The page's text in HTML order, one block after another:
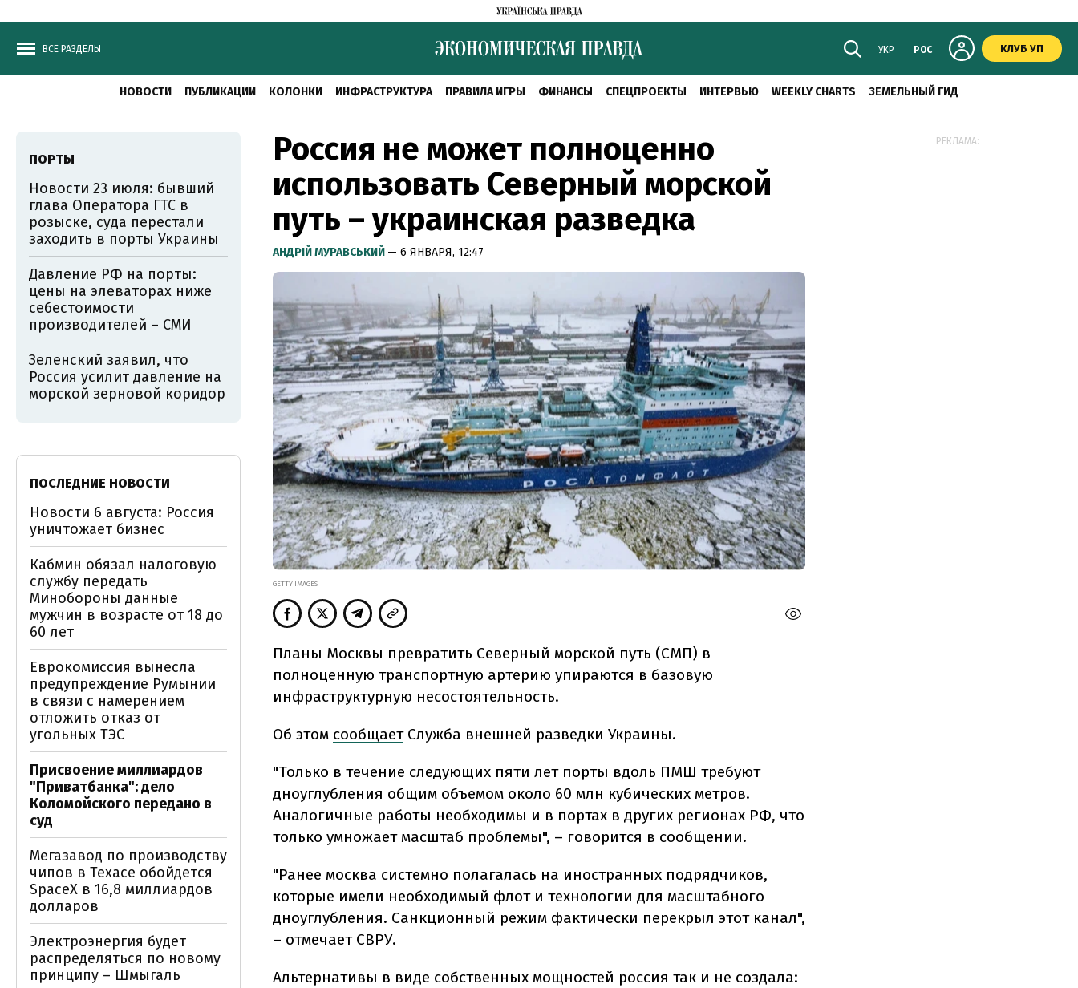
ВСЕ РАЗДЕЛЫ УКР РОС КЛУБ УП
НОВОСТИ ПУБЛИКАЦИИ КОЛОНКИ ИНФРАСТРУКТУРА ПРАВИЛА ИГРЫ ФИНАНСЫ СПЕЦПРОЕКТЫ ИНТЕРВЬЮ WEEKLY CHARTS ЗЕМЕЛЬНЫЙ ГИД
Россия не может полноценно
использовать Северный морской
путь – украинская разведка
АНДРІЙ МУРАВСЬКИЙ — 6 ЯНВАРЯ, 12:47
GETTY IMAGES
Планы Москвы превратить Северный морской путь (СМП) в
полноценную транспортную артерию упираются в базовую
инфраструктурную несостоятельность.
Об этом сообщает Служба внешней разведки Украины.
"Только в течение следующих пяти лет порты вдоль ПМШ требуют
дноуглубления общим объемом около 60 млн кубических метров.
Аналогичные работы необходимы и в портах в других регионах РФ, что
только умножает масштаб проблемы", – говорится в сообщении.
"Ранее москва системно полагалась на иностранных подрядчиков,
которые имели необходимый флот и технологии для масштабного
дноуглубления. Санкционный режим фактически перекрыл этот канал",
– отмечает СВРУ.
Альтернативы в виде собственных мощностей россия так и не создала:
ПОРТЫ
Новости 23 июля: бывший
глава Оператора ГТС в
розыске, суда перестали
заходить в порты Украины
Давление РФ на порты:
цены на элеваторах ниже
себестоимости
производителей – СМИ
Зеленский заявил, что
Россия усилит давление на
морской зерновой коридор
ПОСЛЕДНИЕ НОВОСТИ
Новости 6 августа: Россия
уничтожает бизнес
Кабмин обязал налоговую
службу передать
Минобороны данные
мужчин в возрасте от 18 до
60 лет
Еврокомиссия вынесла
предупреждение Румынии
в связи с намерением
отложить отказ от
угольных ТЭС
Присвоение миллиардов
"Приватбанка": дело
Коломойского передано в
суд
Мегазавод по производству
чипов в Техасе обойдется
SpaceX в 16,8 миллиардов
долларов
Электроэнергия будет
распределяться по новому
принципу – Шмыгаль
РЕКЛАМА: